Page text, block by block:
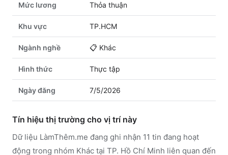
Mức lương Thỏa thuận
Khu vực TP.HCM
Ngành nghề 📋 Khác
Hình thức Thực tập
Ngày đăng 7/5/2026
Tín hiệu thị trường cho vị trí này
Dữ liệu LàmThêm.me đang ghi nhận 11 tin đang hoạt
động trong nhóm Khác tại TP. Hồ Chí Minh liên quan đến